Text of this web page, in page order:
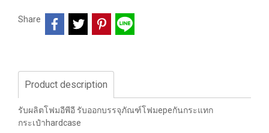
Share
Product description
รับผลิตโฟมอีพีอี รับออกบรรจุภัณฑ์โฟมepeกันกระแทก
กระเป๋าhardcase